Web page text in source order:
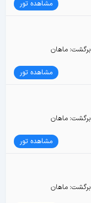
مشاهده تور
برگشت: ماهان
مشاهده تور
برگشت: ماهان
مشاهده تور
برگشت: ماهان